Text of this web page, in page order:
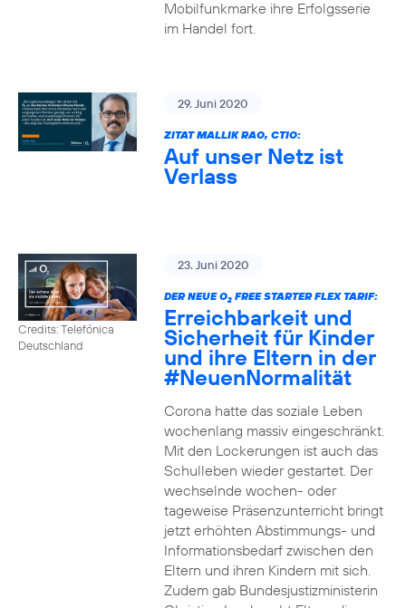
Mobilfunkmarke ihre Erfolgsserie
im Handel fort.
29. Juni 2020
ZITAT MALLIK RAO, CTIO:
Auf unser Netz ist
Verlass
Credits: Telefónica
Deutschland
23. Juni 2020
DER NEUE O2FREE STARTER FLEX TARIF:
Erreichbarkeit und
Sicherheit für Kinder
und ihre Eltern in der
#NeuenNormalität
Corona hatte das soziale Leben
wochenlang massiv eingeschränkt.
Mit den Lockerungen ist auch das
Schulleben wieder gestartet. Der
wechselnde wochen- oder
tageweise Präsenzunterricht bringt
jetzt erhöhten Abstimmungs- und
Informationsbedarf zwischen den
Eltern und ihren Kindern mit sich.
Zudem gab Bundesjustizministerin